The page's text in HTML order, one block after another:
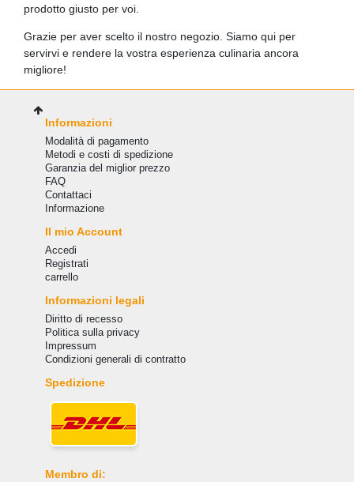
prodotto giusto per voi.
Grazie per aver scelto il nostro negozio. Siamo qui per
servirvi e rendere la vostra esperienza culinaria ancora
migliore!
Informazioni
Modalità di pagamento
Metodi e costi di spedizione
Garanzia del miglior prezzo
FAQ
Сontattaci
Informazione
Il mio Account
Accedi
Registrati
carrello
Informazioni legali
Diritto di recesso
Politica sulla privacy
Impressum
Condizioni generali di contratto
Spedizione
Membro di: